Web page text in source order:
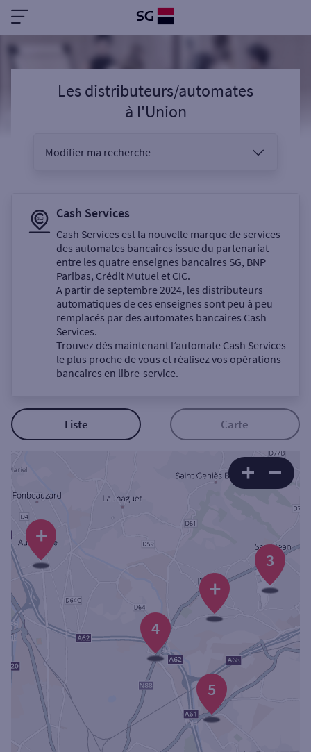
Les distributeurs/automates
à l'Union
Modifier ma recherche
Sélectionnez votre recherche
Un service
Autour de moi
Ville / Code postal
Rue
Rechercher
Cash Services
Cash Services est la nouvelle marque de services
des automates bancaires issue du partenariat
entre les quatre enseignes bancaires SG, BNP
Paribas, Crédit Mutuel et CIC.
A partir de septembre 2024, les distributeurs
automatiques de ces enseignes sont peu à peu
remplacés par des automates bancaires Cash
Services.
Trouvez dès maintenant l’automate Cash Services
le plus proche de vous et réalisez vos opérations
bancaires en libre-service.
Liste Carte
+
5
4
3
+